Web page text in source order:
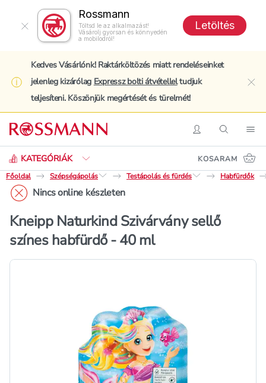
Rossmann
Töltsd le az alkalmazást!
Vásárolj gyorsan és könnyedén
a mobilodról!
Letöltés
Kedves Vásárlónk! Raktárköltözés miatt rendeléseinket
jelenleg kizárólag Expressz bolti átvételleltudjuk
teljesíteni. Köszönjük megértését és türelmét!
BelépésKeresés
KATEGÓRIÁK
Keresés
KOSARAM
Főoldal
Szépségápolás Testápolás és fürdés Habfürdők
Nincs online készleten
Kneipp Naturkind Szivárvány sellő
színes habfürdő - 40 ml